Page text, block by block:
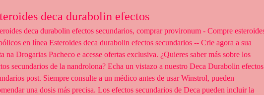
deca durabolin efectos
en línea Esteroides deca durabolin efectos secundarios -- Crie agora a sua
na Drogarias Pacheco e acesse ofertas exclusiva. ¿Quieres saber más sobre los
secundarios de la nandrolona? Echa un vistazo a nuestro Deca Durabolin efectos
post. Siempre consulte a un médico antes de usar Winstrol, pueden
una dosis más precisa. Los efectos secundarios de Deca pueden incluir la